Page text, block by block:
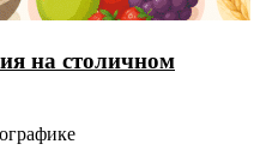
на столичном